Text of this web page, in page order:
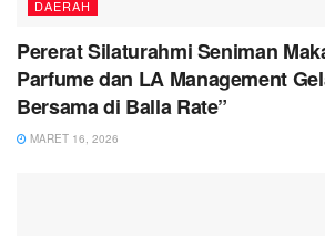
DAERAH
Pererat Silaturahmi Seniman
Parfume dan LA Management
Bersama di Balla Rate”
MARET 16, 2026